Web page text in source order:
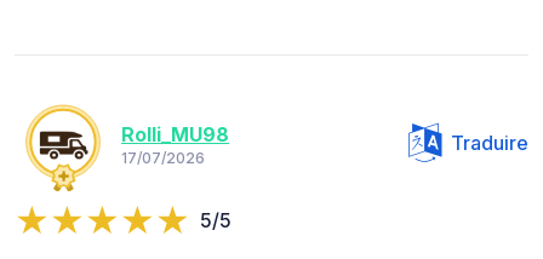
Rolli_MU98
17/07/2026
Traduire
5/5